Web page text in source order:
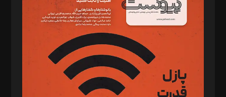
د‌بیر خدمت و تجارت: ابوالفضل رجبی
د‌بیر حقوق فناوری: حسام‌الدین ایپکچی
د‌بیر پیوست جهان: مینا پاکدل
د‌بیر تحریریه آنلاین: بابک نقاش
تحریریه‌: مجتبی محمود‌ی، آرش برهمند، یسنا امان‌پور، سروش کرمیان،
مصطفی مسجدی آرانی، ابوالفضل رجبی، زهرا فکرانه، فائزه فتحی
رستمی،مصطفی باستان